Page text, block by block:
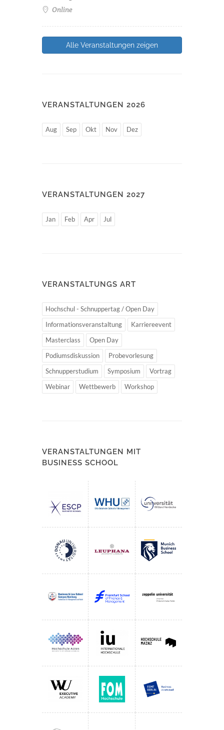
Online
Alle Veranstaltungen zeigen
VERANSTALTUNGEN 2026
Aug Sep Okt Nov Dez
VERANSTALTUNGEN 2027
Jan Feb Apr Jul
VERANSTALTUNGS ART
Hochschul - Schnuppertag / Open Day
Informationsveranstaltung
Karriereevent
Masterclass
Open Day
Podiumsdiskussion
Probevorlesung
Schnupperstudium
Symposium
Vortrag
Webinar
Wettbewerb Workshop
VERANSTALTUNGEN MIT
BUSINESS SCHOOL